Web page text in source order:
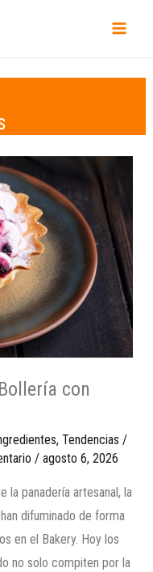
con
, Tendencias /
/ agosto 6, 2026
la panadería artesanal, la
difuminado de forma
en el Bakery. Hoy los
no solo compiten por la